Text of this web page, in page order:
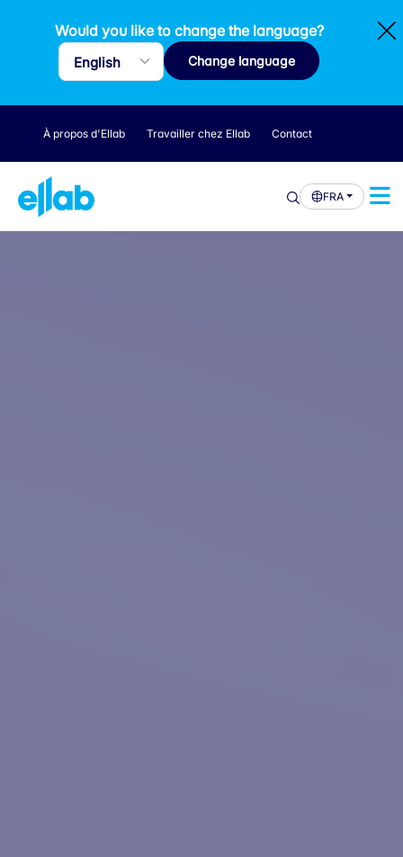
Would you like to change the language?
Change language
À propos d'Ellab Travailler chez Ellab Contact
FRA